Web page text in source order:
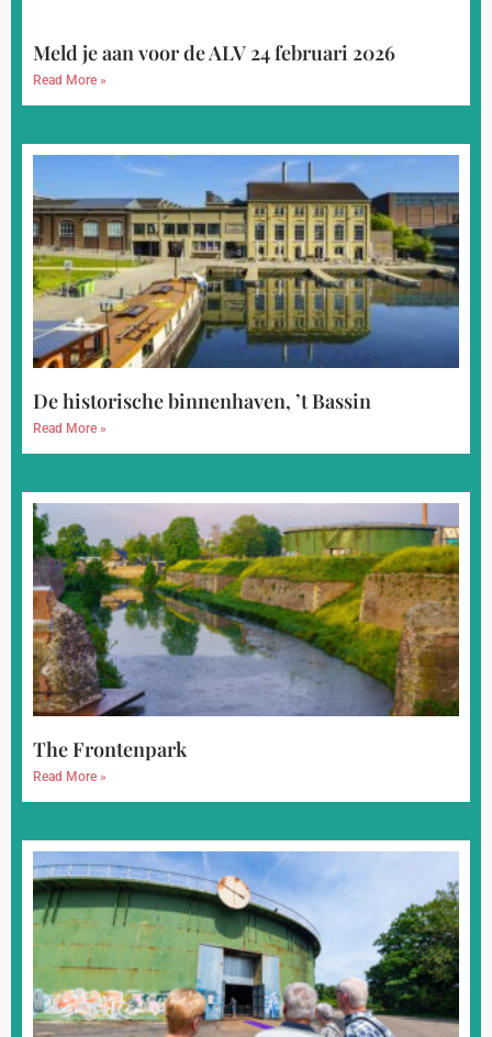
Meld je aan voor de ALV 24 februari 2026
Read More »
De historische binnenhaven, ’t Bassin
Read More »
The Frontenpark
Read More »